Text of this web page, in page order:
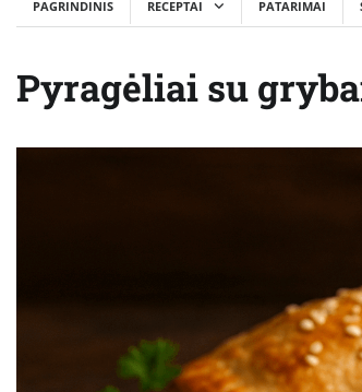
PAGRINDINIS RECEPTAI PATARIMAI
Pyragėliai su